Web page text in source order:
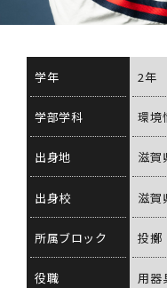
学年 2年
学部学科 環境
出身地 滋賀
出身校 滋賀
所属ブロック 投擲
役職 用器